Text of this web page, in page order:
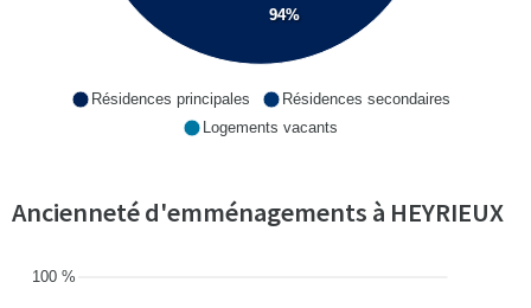
94%
Résidences principales
Résidences secondaires
Logements vacants
Ancienneté d'emménagements à HEYRIEUX
100 %